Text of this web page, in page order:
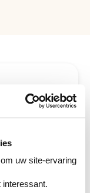
uw site-ervaring
interessant.
om je kleur
te